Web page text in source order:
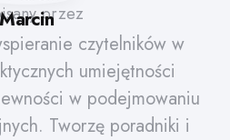
przez
Marcin
czytelników w
umiejętności
w podejmowaniu
Tworzę poradniki i